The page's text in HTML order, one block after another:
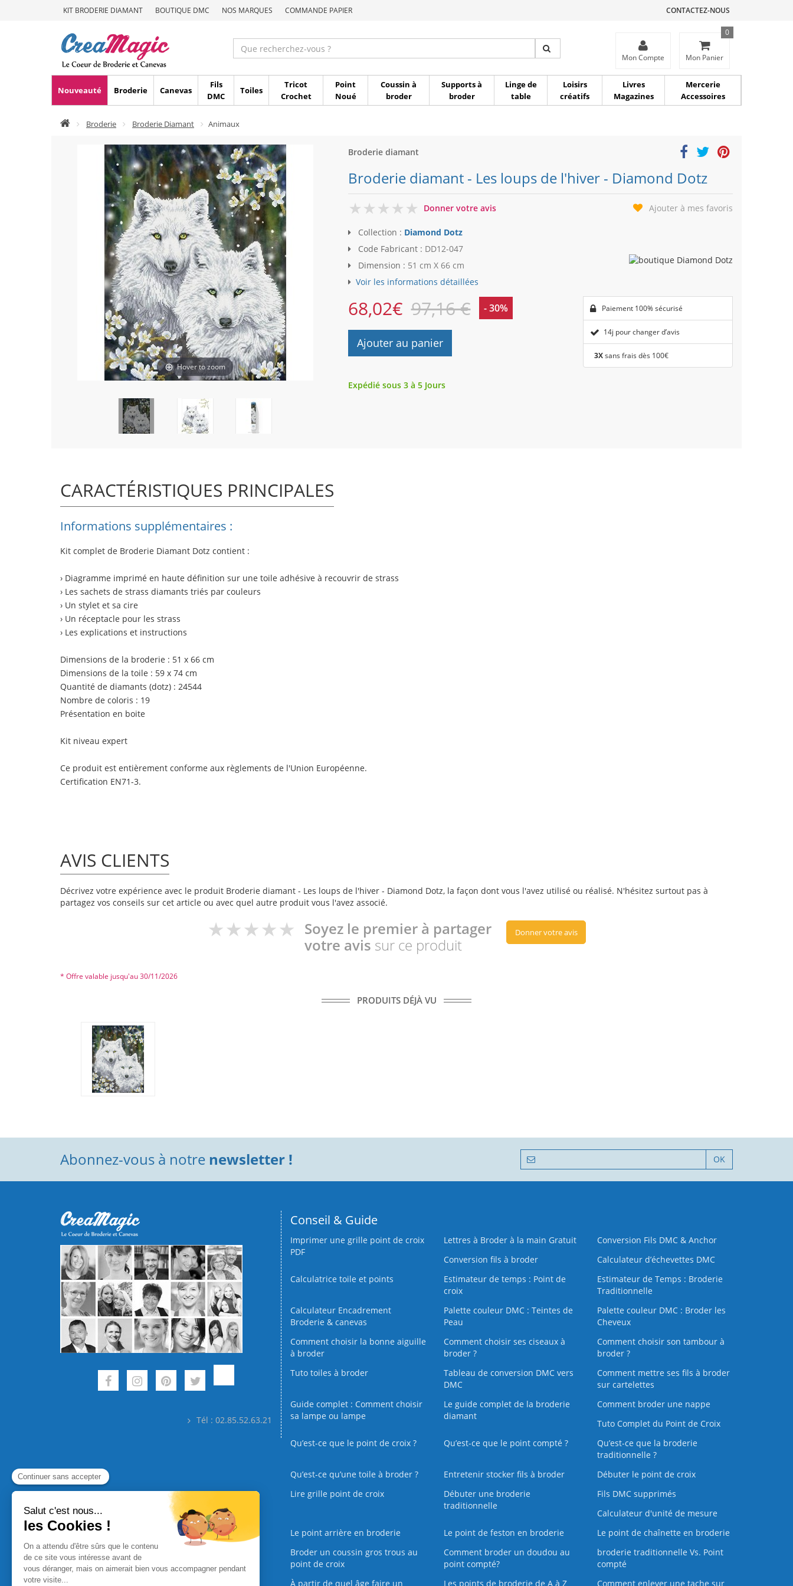
KIT BRODERIE DIAMANT BOUTIQUE DMC NOS MARQUES COMMANDE PAPIER CONTACTEZ-NOUS
Mon Compte Mon Panier
0
Nouveauté Broderie Canevas
Fils
DMC
Toiles
Tricot
Crochet
Point
Noué
Coussin à
broder
Supports à
broder
Linge de
table
Loisirs
créatifs
Livres
Magazines
Mercerie
Accessoires
Broderie Broderie Diamant Animaux
Hover to zoom
Broderie diamant
Broderie diamant - Les loups de l'hiver - Diamond Dotz
0
Donner votre avis Ajouter à mes favoris
Collection : Diamond Dotz
Code Fabricant : DD12-047
Dimension : 51 cm X 66 cm
Voir les informations détaillées
68,02€ 97,16 € - 30%
Ajouter au panier
Paiement 100% sécurisé
14j pour changer d’avis
3Xsans frais dès 100€
Expédié sous 3 à 5 Jours
CARACTÉRISTIQUES PRINCIPALES
Informations supplémentaires :
Kit complet de Broderie Diamant Dotz contient :
› Diagramme imprimé en haute définition sur une toile adhésive à recouvrir de strass
› Les sachets de strass diamants triés par couleurs
› Un stylet et sa cire
› Un réceptacle pour les strass
› Les explications et instructions
Dimensions de la broderie : 51 x 66 cm
Dimensions de la toile : 59 x 74 cm
Quantité de diamants (dotz) : 24544
Nombre de coloris : 19
Présentation en boite
Kit niveau expert
Ce produit est entièrement conforme aux règlements de l'Union Européenne.
Certification EN71-3.
AVIS CLIENTS
Décrivez votre expérience avec le produit Broderie diamant - Les loups de l'hiver - Diamond Dotz, la façon dont vous l'avez utilisé ou réalisé. N'hésitez surtout pas à
partagez vos conseils sur cet article ou avec quel autre produit vous l'avez associé.
Soyez le premier à partager
votre avis sur ce produit
Donner votre avis
* Offre valable jusqu'au 30/11/2026
PRODUITS DÉJÀ VU
Abonnez-vous à notre newsletter ! OK
Tél : 02.85.52.63.21
Conseil & Guide
Imprimer une grille point de croix
PDF
Lettres à Broder à la main Gratuit
Conversion Fils DMC & Anchor
Conversion fils à broder
Calculateur d’échevettes DMC
Calculatrice toile et points
Estimateur de temps : Point de
croix
Estimateur de Temps : Broderie
Traditionnelle
Calculateur Encadrement
Broderie & canevas
Palette couleur DMC : Teintes de
Peau
Palette couleur DMC : Broder les
Cheveux
Comment choisir la bonne aiguille
à broder
Comment choisir ses ciseaux à
broder ?
Comment choisir son tambour à
broder ?
Tuto toiles à broder
Tableau de conversion DMC vers
DMC
Comment mettre ses fils à broder
sur cartelettes
Guide complet : Comment choisir
sa lampe ou lampe
Le guide complet de la broderie
diamant
Comment broder une nappe
Tuto Complet du Point de Croix
Qu’est-ce que le point de croix ?
Qu’est-ce que le point compté ?
Qu’est-ce que la broderie
traditionnelle ?
Qu’est‑ce qu’une toile à broder ?
Entretenir stocker fils à broder
Débuter le point de croix
Lire grille point de croix
Débuter une broderie
traditionnelle
Fils DMC supprimés
Calculateur d'unité de mesure
Le point arrière en broderie
Le point de feston en broderie
Le point de chaînette en broderie
Broder un coussin gros trous au
point de croix
Comment broder un doudou au
point compté?
broderie traditionnelle Vs. Point
compté
À partir de quel âge faire un
Les points de broderie de A à Z Comment enlever une tache sur